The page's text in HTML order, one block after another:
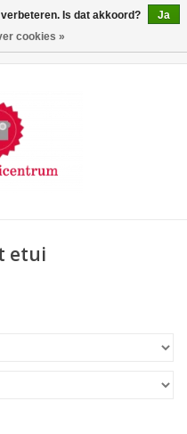
etui
Is dat akkoord?
Ja
cookies »